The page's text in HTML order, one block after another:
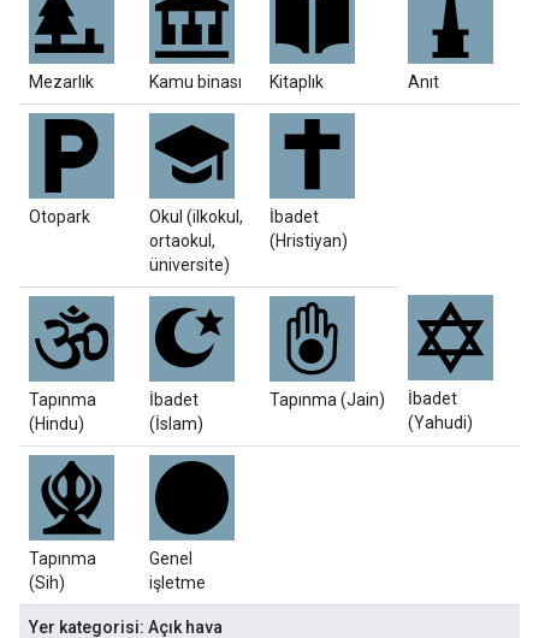
Mezarlık Kamu binası Kitaplık Anıt
Otopark
Okul (ilkokul,
ortaokul,
üniversite)
İbadet
(Hristiyan)
Tapınma
(Hindu)
İbadet
(İslam)
Tapınma (Jain)
İbadet
(Yahudi)
Tapınma
(Sih)
Genel
işletme
Yer kategorisi: Açık hava